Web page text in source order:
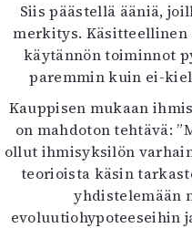
Siis päästellä ääniä,
merkitys. Käsitteellinen
käytännön toiminnot
paremmin kuin ei-
Kauppisen mukaan
on mahdoton tehtävä:
ollut ihmisyksilön
teorioista käsin
yhdistelemään
evoluutiohypoteeseihin